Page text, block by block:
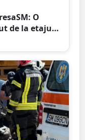
O
de la etajul